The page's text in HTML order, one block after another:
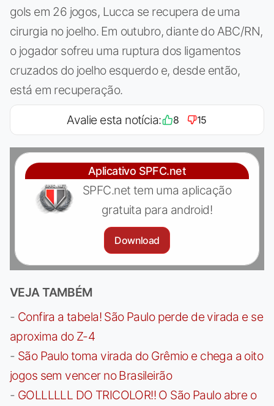
gols em 26 jogos, Lucca se recupera de uma
cirurgia no joelho. Em outubro, diante do ABC/RN,
o jogador sofreu uma ruptura dos ligamentos
cruzados do joelho esquerdo e, desde então,
está em recuperação.
Avalie esta notícia: 8 15
Aplicativo SPFC.net
SPFC.net tem uma aplicação
gratuita para android!
Download
VEJA TAMBÉM
- Confira a tabela! São Paulo perde de virada e se
aproxima do Z-4
- São Paulo toma virada do Grêmio e chega a oito
jogos sem vencer no Brasileirão
- GOLLLLLL DO TRICOLOR!! O São Paulo abre o